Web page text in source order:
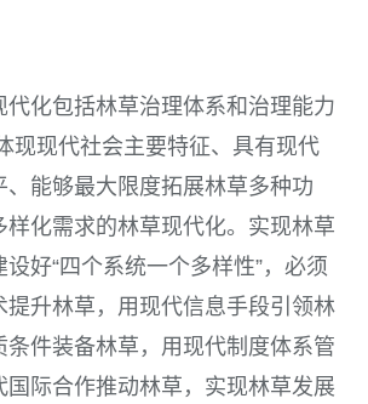
代化包括林草治理体系和治理能力
现现代社会主要特征、具有现代
、能够最大限度拓展林草多种功
样化需求的林草现代化。实现林草
好“四个系统一个多样性”，必须
提升林草，用现代信息手段引领林
条件装备林草，用现代制度体系管
国际合作推动林草，实现林草发展